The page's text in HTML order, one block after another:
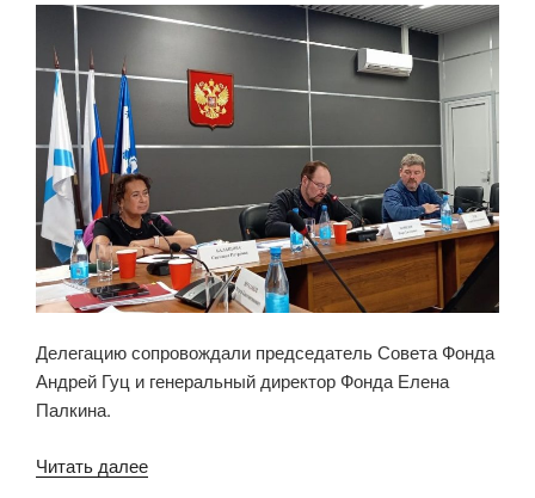
Делегацию сопровождали председатель Совета Фонда
Андрей Гуц и генеральный директор Фонда Елена
Палкина.
Читать далее